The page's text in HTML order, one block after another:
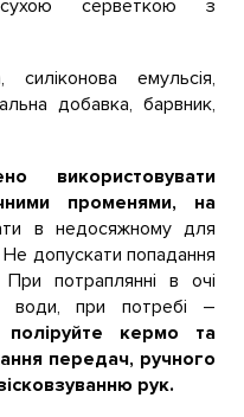
сухою серветкою з
емульсія,
добавка, барвник,
використовувати
променями, на
в недосяжному для
Не допускати попадання
потраплянні в очі
води, при потребі –
кермо та
передач, ручного
рук.